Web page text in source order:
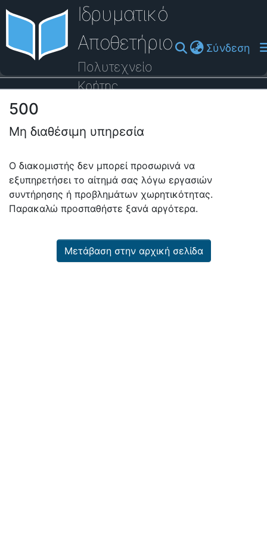
Ιδρυματικό
Αποθετήριο
Πολυτεχνείο
Κρήτης
Σύνδεση
Οδηγός Βοήθειας
500
Μη διαθέσιμη υπηρεσία
Ο διακομιστής δεν μπορεί προσωρινά να
εξυπηρετήσει το αίτημά σας λόγω εργασιών
συντήρησης ή προβλημάτων χωρητικότητας.
Παρακαλώ προσπαθήστε ξανά αργότερα.
Μετάβαση στην αρχική σελίδα